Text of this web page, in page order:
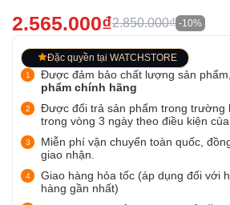
2.565.000₫2.850.000₫ -10%
Đặc quyền tại WATCHSTORE
Được đảm bảo chất lượng sản phẩm,
phẩm chính hãng
Được đổi trả sản phẩm trong trường
trong vòng 3 ngày theo điều kiện của
Miễn phí vận chuyển toàn quốc,
giao nhận.
Giao hàng hỏa tốc (áp dụng đối với
hàng gần nhất)